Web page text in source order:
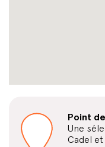
Point
Une
Cadel